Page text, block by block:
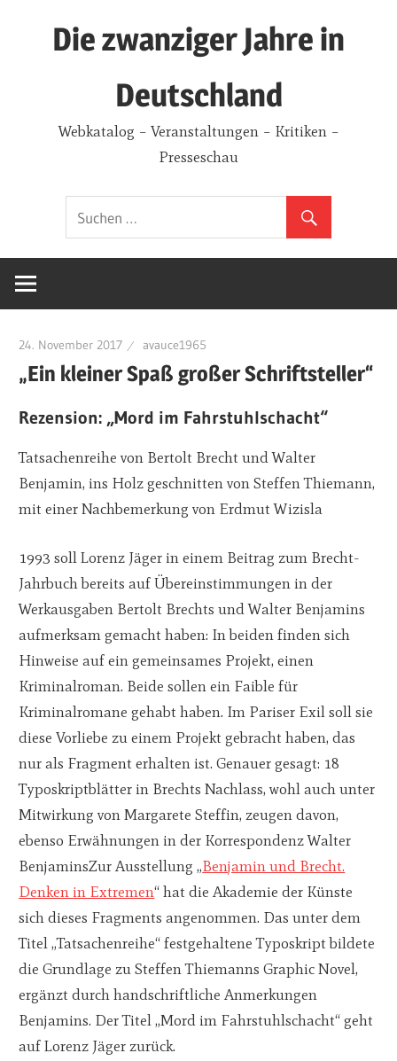
Die zwanziger Jahre in
Deutschland
Webkatalog – Veranstaltungen – Kritiken –
Presseschau
24. November 2017 avauce1965
„Ein kleiner Spaß großer Schriftsteller“
Rezension: „Mord im Fahrstuhlschacht“
Tatsachenreihe von Bertolt Brecht und Walter
Benjamin, ins Holz geschnitten von Steffen Thiemann,
mit einer Nachbemerkung von Erdmut Wizisla
1993 soll Lorenz Jäger in einem Beitrag zum Brecht-
Jahrbuch bereits auf Übereinstimmungen in der
Werkausgaben Bertolt Brechts und Walter Benjamins
aufmerksam gemacht haben: In beiden finden sich
Hinweise auf ein gemeinsames Projekt, einen
Kriminalroman. Beide sollen ein Faible für
Kriminalromane gehabt haben. Im Pariser Exil soll sie
diese Vorliebe zu einem Projekt gebracht haben, das
nur als Fragment erhalten ist. Genauer gesagt: 18
Typoskriptblätter in Brechts Nachlass, wohl auch unter
Mitwirkung von Margarete Steffin, zeugen davon,
ebenso Erwähnungen in der Korrespondenz Walter
BenjaminsZur Ausstellung „Benjamin und Brecht.
Denken in Extremen“ hat die Akademie der Künste
sich dieses Fragments angenommen. Das unter dem
Titel „Tatsachenreihe“ festgehaltene Typoskript bildete
die Grundlage zu Steffen Thiemanns Graphic Novel,
ergänzt durch handschriftliche Anmerkungen
Benjamins. Der Titel „Mord im Fahrstuhlschacht“ geht
auf Lorenz Jäger zurück.